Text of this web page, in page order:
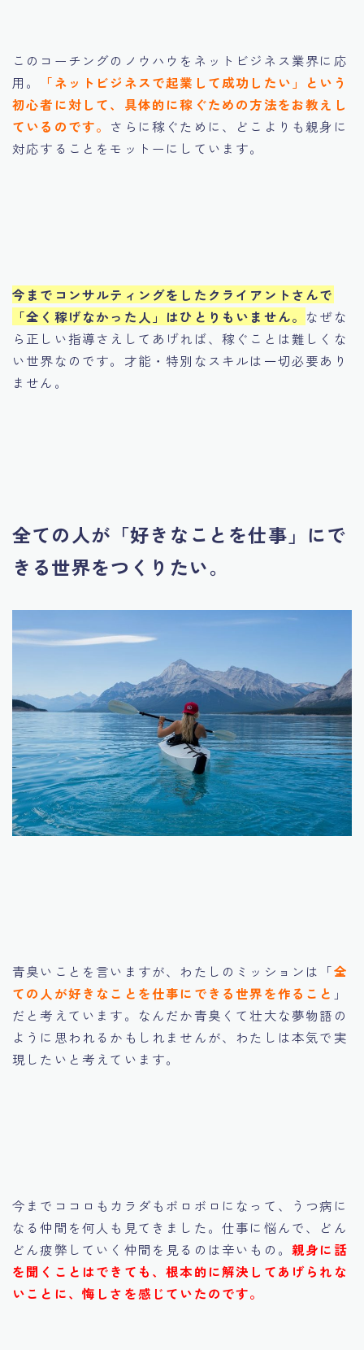
このコーチングのノウハウをネットビジネス業界に応
用。
「ネットビジネスで起業して成功したい」という
初心者に対して、具体的に稼ぐための方法をお教えし
ているのです。 さらに稼ぐために、どこよりも親身に
対応することをモットーにしています。
今までコンサルティングをしたクライアントさんで
「全く稼げなかった人」はひとりもいません。 なぜな
ら正しい指導さえしてあげれば、稼ぐことは難しくな
い世界なのです。才能・特別なスキルは一切必要あり
ません。
全ての人が「好きなことを仕事」にで
きる世界をつくりたい。
青臭いことを言いますが、わたしのミッションは「全
ての人が好きなことを仕事にできる世界を作ること 」
だと考えています。なんだか青臭くて壮大な夢物語の
ように思われるかもしれませんが、わたしは本気で実
現したいと考えています。
今までココロもカラダもボロボロになって、うつ病に
なる仲間を何人も見てきました。仕事に悩んで、どん
どん疲弊していく仲間を見るのは辛いもの。 親身に話
を聞くことはできても、根本的に解決してあげられな
いことに、悔しさを感じていたのです。